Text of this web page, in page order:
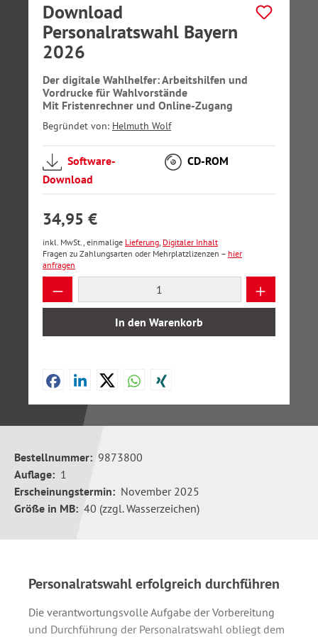
Download
Personalratswahl Bayern
2026
Der digitale Wahlhelfer: Arbeitshilfen und
Vordrucke für Wahlvorstände
Mit Fristenrechner und Online-Zugang
Begründet von: Helmuth Wolf
Software-
Download
CD-ROM
34,95 €
inkl. MwSt., einmalige Lieferung, Digitaler Inhalt
Fragen zu Zahlungsarten oder Mehrplatzlizenzen – hier
anfragen
Produkt Anzahl: Gib den gewünschten
In den Warenkorb
Bestellnummer: 9873800
Auflage: 1
Erscheinungstermin: November 2025
Größe in MB: 40 (zzgl. Wasserzeichen)
Personalratswahl erfolgreich durchführen
Die verantwortungsvolle Aufgabe der Vorbereitung
und Durchführung der Personalratswahl obliegt dem